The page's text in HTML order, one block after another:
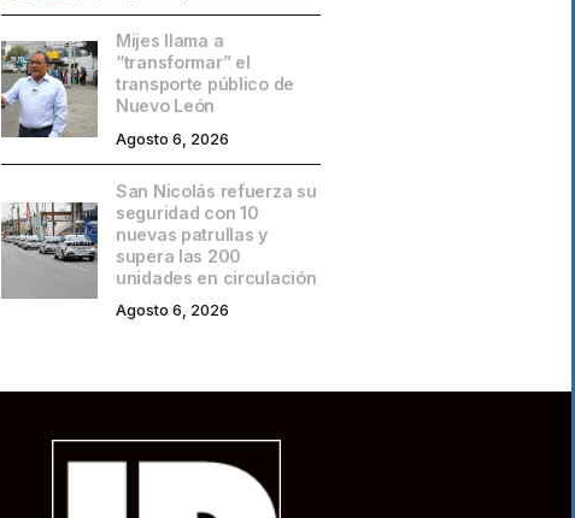
Mijes llama a
“transformar” el
transporte público de
Nuevo León
Agosto 6, 2026
San Nicolás refuerza su
seguridad con 10
nuevas patrullas y
supera las 200
unidades en circulación
Agosto 6, 2026